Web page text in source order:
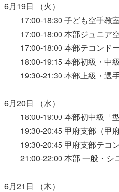
6月19日 （火）
17:00-18:30 子ども空手教室
17:00-18:00 本部ジュニア空
17:00-18:00 本部テコンドー
18:00-19:15 本部初級・中級
19:30-21:30 本部上級・選手
6月20日 （水）
18:00-19:00 本部初中級「型
19:30-20:45 甲府支部（甲府
19:30-20:45 甲府支部テコン
21:00-22:00 本部 一般・シ
6月21日 （木）